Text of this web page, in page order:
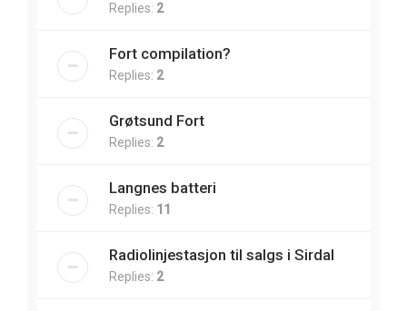
Replies: 2
Fort compilation?
Replies: 2
Grøtsund Fort
Replies: 2
Langnes batteri
Replies: 11
Radiolinjestasjon til salgs i Sirdal
Replies: 2